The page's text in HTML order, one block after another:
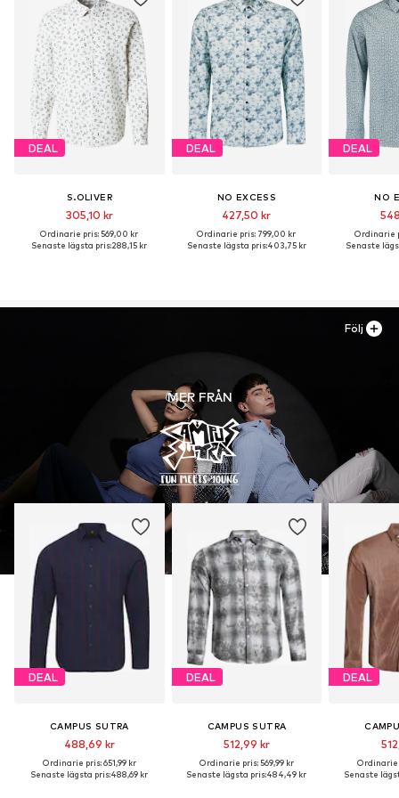
DEAL
S.OLIVER
305,10 kr
Ordinarie pris: 569,00 kr
Senaste lägsta pris:288,15 kr
DEAL
NO EXCESS
427,50 kr
Ordinarie pris: 799,00 kr
Senaste lägsta pris:403,75 kr
DEAL
NO
Ordinarie
Senaste
MER FRÅN
DEAL
CAMPUS SUTRA
488,69 kr
Ordinarie pris: 651,99 kr
Senaste lägsta pris:488,69 kr
DEAL
CAMPUS SUTRA
512,99 kr
Ordinarie pris: 569,99 kr
Senaste lägsta pris:484,49 kr
DEAL
Ordinarie
Senaste
Följ